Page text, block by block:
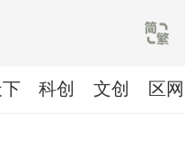
科创 文创 区网